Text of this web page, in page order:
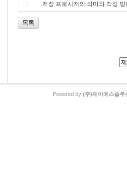
1 저장 프로시저의 의미와 작성
목록
Powered by (주)제이에스솔루